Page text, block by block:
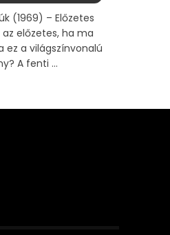
(1969) – Előzetes
előzetes, ha ma
ez a világszínvonalú
A fenti ...